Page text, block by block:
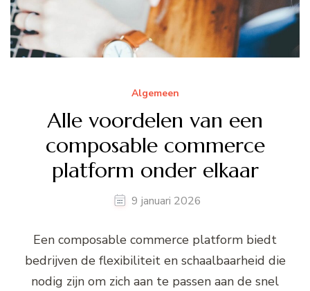
Algemeen
Alle voordelen van een
composable commerce
platform onder elkaar
9 januari 2026
Een composable commerce platform biedt
bedrijven de flexibiliteit en schaalbaarheid die
nodig zijn om zich aan te passen aan de snel